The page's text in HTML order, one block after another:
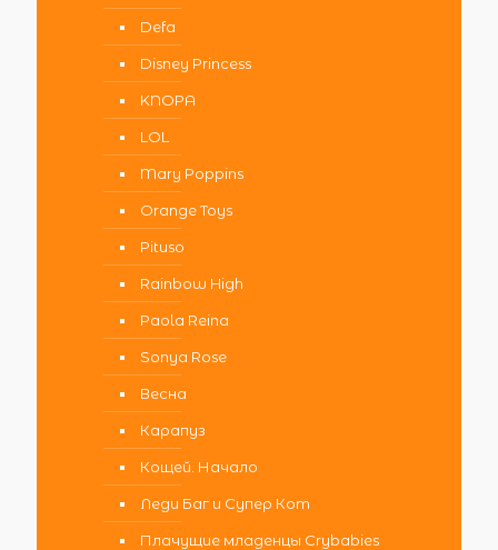
Defa
Disney Princess
KNOPA
LOL
Mary Poppins
Orange Toys
Pituso
Rainbow High
Paola Reina
Sonya Rose
Весна
Карапуз
Кощей. Начало
Леди Баг и Супер Кот
Плачущие младенцы Crybabies